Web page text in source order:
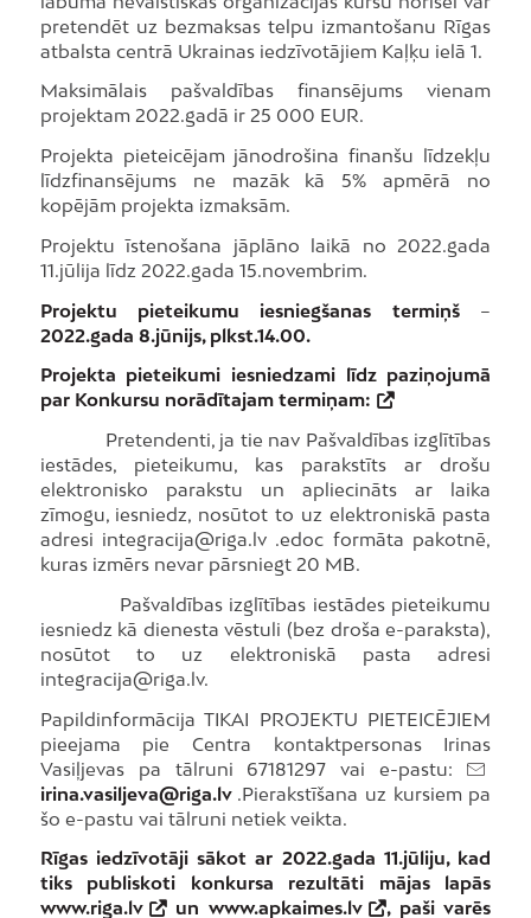
pretendēt uz bezmaksas telpu izmantošanu Rīgas
atbalsta centrā Ukrainas iedzīvotājiem Kaļķu ielā 1.
Maksimālais pašvaldības finansējums vienam
projektam 2022.gadā ir 25 000 EUR.
Projekta pieteicējam jānodrošina finanšu līdzekļu
līdzfinansējums ne mazāk kā 5% apmērā no
kopējām projekta izmaksām.
Projektu īstenošana jāplāno laikā no 2022.gada
11.jūlija līdz 2022.gada 15.novembrim.
Projektu pieteikumu iesniegšanas termiņš–
2022.gada 8.jūnijs, plkst.14.00.
Projekta pieteikumi iesniedzami līdz paziņojumā
par Konkursu norādītajam termiņam:
Pretendenti, ja tie nav Pašvaldības izglītības
iestādes, pieteikumu, kas parakstīts ar drošu
elektronisko parakstu un apliecināts ar laika
zīmogu, iesniedz, nosūtot to uz elektroniskā pasta
adresi integracija@riga.lv .edoc formāta pakotnē,
kuras izmērs nevar pārsniegt 20 MB.
Pašvaldības izglītības iestādes pieteikumu
iesniedz kā dienesta vēstuli (bez droša e-paraksta),
nosūtot to uz elektroniskā pasta adresi
integracija@riga.lv.
Papildinformācija TIKAI PROJEKTU PIETEICĒJIEM
pieejama pie Centra kontaktpersonas Irinas
Vasiļjevas pa tālruni 67181297 vai e-pastu:
irina.vasiljeva@riga.lv.Pierakstīšana uz kursiem pa
šo e-pastu vai tālruni netiek veikta.
Rīgas iedzīvotāji sākot ar 2022.gada 11.jūliju, kad
tiks publiskoti konkursa rezultāti mājas lapās
www.riga.lv
un www.apkaimes.lv , paši varēs